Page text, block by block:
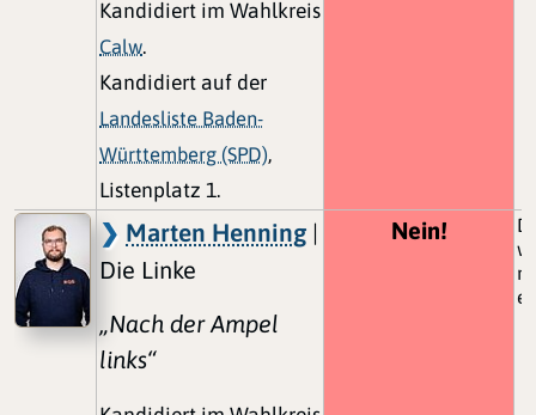
Kandidiert im Wahlkreis
Calw.
Kandidiert auf der
Landesliste Baden-
Württemberg (SPD),
Listenplatz 1.
Marten Henning |
Die Linke
„Nach der Ampel
links“
Nein!